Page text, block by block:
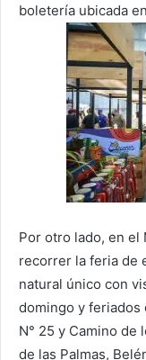
boletería ubicada
Por otro lado, en el
recorrer la feria de
natural único con
domingo y feriados
N° 25 y Camino de
de las Palmas,